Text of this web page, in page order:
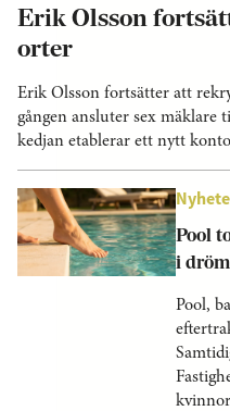
Erik Olsson
orter
Erik Olsson fortsätter att
gången ansluter sex mäklare
kedjan etablerar ett nytt
Pool
i
Pool,